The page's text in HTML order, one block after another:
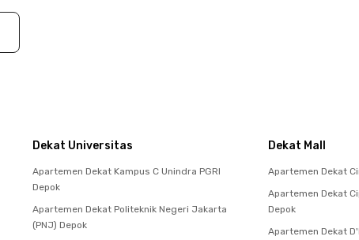
Dekat Universitas
Apartemen Dekat Kampus C Unindra PGRI
Depok
Apartemen Dekat Politeknik Negeri Jakarta
(PNJ) Depok
Dekat Mall
Apartemen Dekat
Apartemen Dekat
Depok
Apartemen Dekat